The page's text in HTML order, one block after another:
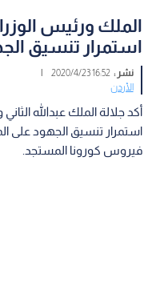
الملك ورئيس
استمرار تنسيق
نشر :16:52 2020/4/23
|
الأردن
أكد جلالة الملك عبدالله
استمرار تنسيق الجهود على
فيروس كورونا المستجد.